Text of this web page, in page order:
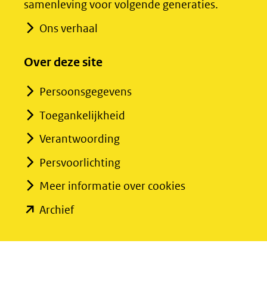
website)
website)
samenleving voor volgende generaties.
Ons verhaal
Over deze site
Persoonsgegevens
Toegankelijkheid
Verantwoording
Persvoorlichting
Meer informatie over cookies
Archief(opent